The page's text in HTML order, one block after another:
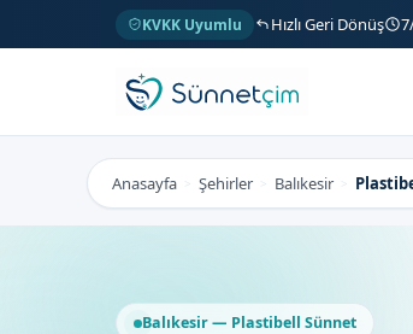
KVKK Uyumlu Hızlı Geri Dönüş
Anasayfa > Şehirler > Balıkesir >
Balıkesir — Plastibell Sünnet